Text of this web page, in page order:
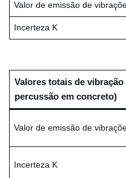
Valor de emissão de
Incerteza K
Valores totais de
percussão em concreto)
Valor de emissão de
Incerteza K